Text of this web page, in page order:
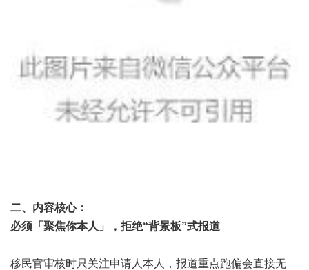
二、内容核心：
必须「聚焦你本人」，拒绝“背景板”式报道
移民官审核时只关注申请人本人，报道重点跑偏会直接无